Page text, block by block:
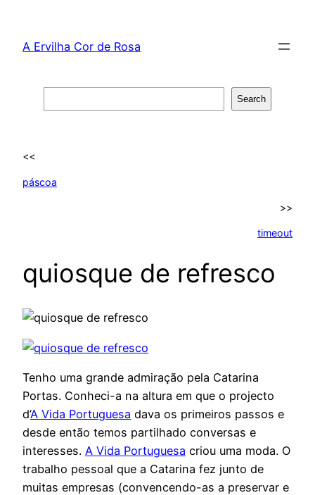
content
A Ervilha Cor de Rosa
Search
<<
páscoa
>>
timeout
quiosque de refresco
Tenho uma grande admiração pela Catarina
Portas. Conheci-a na altura em que o projecto
d’A Vida Portuguesa dava os primeiros passos e
desde então temos partilhado conversas e
interesses. A Vida Portuguesa criou uma moda. O
trabalho pessoal que a Catarina fez junto de
muitas empresas (convencendo-as a preservar e